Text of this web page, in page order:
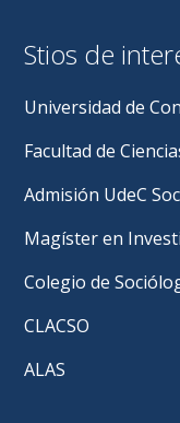
Stios de
Universidad de
Facultad de
Admisión UdeC
Magíster en
Colegio de
CLACSO
ALAS